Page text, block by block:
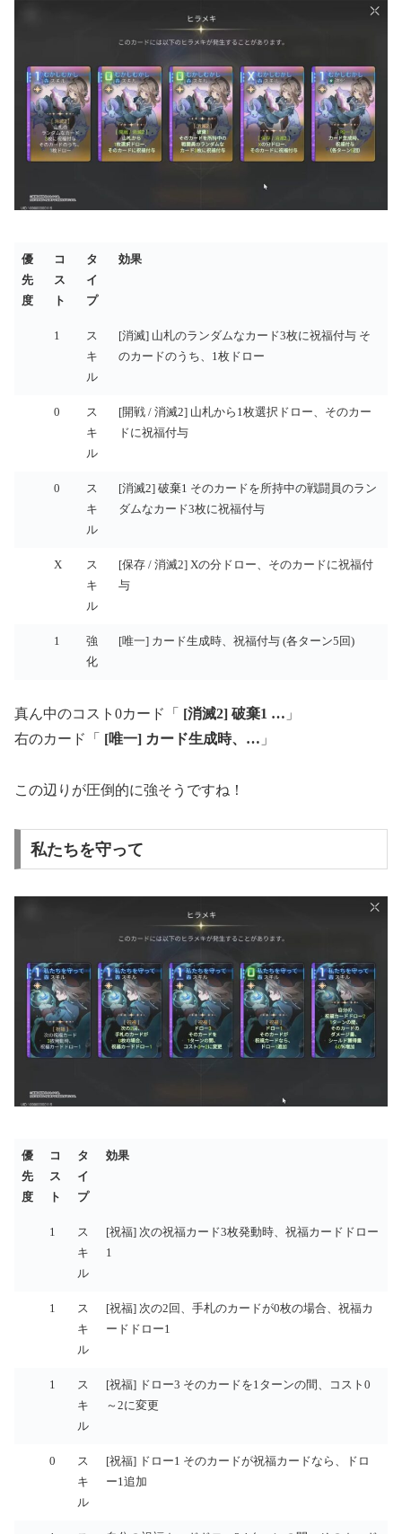
優
先
度
コ
ス
ト
タ
イ
プ
効果
コ
タ
イ
プ
効果
1
ス
キ
ル
[消滅] 山札のランダムなカード3枚に祝福付与 そ
のカードのうち、1枚ドロー
0
ス
キ
ル
[開戦 / 消滅2] 山札から1枚選択ドロー、そのカー
ドに祝福付与
0
ス
キ
ル
[消滅2] 破棄1 そのカードを所持中の戦闘員のラン
ダムなカード3枚に祝福付与
X
ス
キ
ル
[保存 / 消滅2] Xの分ドロー、そのカードに祝福付
与
1
強
化
[唯一] カード生成時、祝福付与 (各ターン5回)
真ん中のコスト0カード「 [消滅2] 破棄1 … 」
右のカード「 [唯一] カード生成時、… 」
この辺りが圧倒的に強そうですね！
私たちを守って
優
先
度
コ
ス
ト
タ
イ
プ
効果
コ
タ
イ
プ
効果
1
ス
キ
ル
[祝福] 次の祝福カード3枚発動時、祝福カードドロー
1
1
ス
キ
ル
[祝福] 次の2回、手札のカードが0枚の場合、祝福カ
ードドロー1
1
ス
キ
ル
[祝福] ドロー3 そのカードを1ターンの間、コスト0
～2に変更
0
ス
キ
ル
[祝福] ドロー1 そのカードが祝福カードなら、ドロ
ー1追加